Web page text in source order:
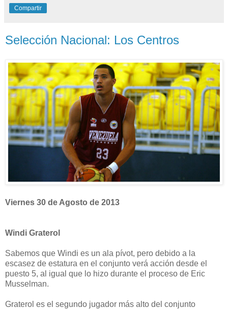
Compartir
Selección Nacional: Los Centros
Viernes 30 de Agosto de 2013
Windi Graterol
Sabemos que Windi es un ala pívot, pero debido a la
escasez de estatura en el conjunto verá acción desde el
puesto 5, al igual que lo hizo durante el proceso de Eric
Musselman.
Graterol es el segundo jugador más alto del conjunto